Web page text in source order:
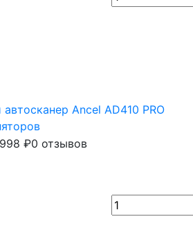
Ancel AD410 PRO
₽0 отзывов